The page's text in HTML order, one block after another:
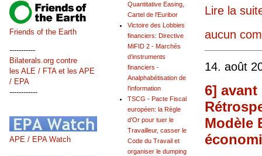
Lire la
aucun
14. août
6] avant
Modèle
Quantitative Easing,
Cartel de l'Euribor
Victoire des Lobbies
financiers: Directive
MiFID 2 - Marchés
d’instruments
financiers -
Analphabétisation de
l'information
TSCG - Pacte Fiscal
européen: la Règle
d'Or pour tuer le
Travailleur, casser le
Code du Travail et
organiser le dumping
Friends of the Earth
-----------
Bilaterals.org contre
les ALE / FTA et les APE
/ EPA
------------
APE / EPA Watch